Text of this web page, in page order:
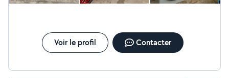
Voir le profil Contacter